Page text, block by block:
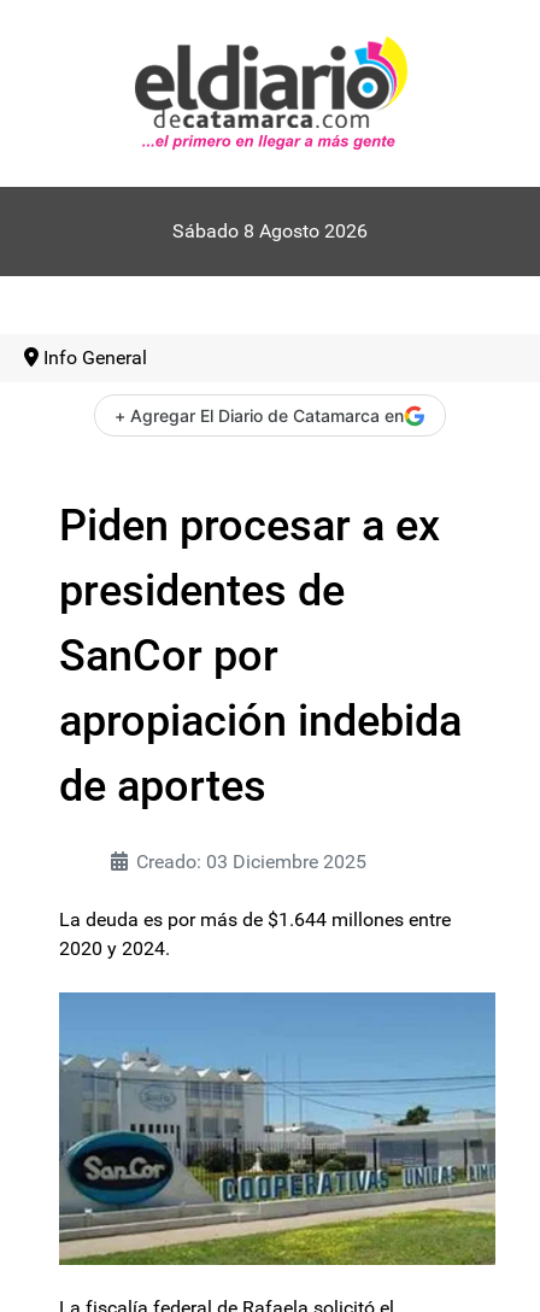
Sábado 8 Agosto 2026
Info General
+ Agregar El Diario de Catamarca en
Piden procesar a ex
presidentes de
SanCor por
apropiación indebida
de aportes
Creado: 03 Diciembre 2025
La deuda es por más de $1.644 millones entre
2020 y 2024.